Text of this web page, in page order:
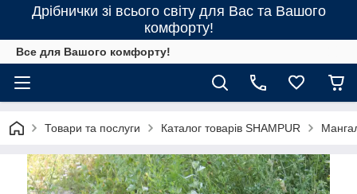
Дрібнички зі всього світу для Вас та Вашого
комфорту!
Все для Вашого комфорту!
Товари та послуги Каталог товарів SHAMPUR